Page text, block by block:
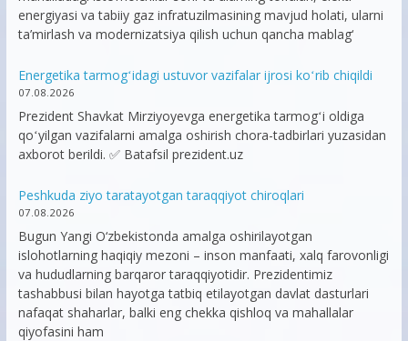
energiyasi va tabiiy gaz infratuzilmasining mavjud holati, ularni
ta’mirlash va modernizatsiya qilish uchun qancha mablag‘
Energetika tarmogʻidagi ustuvor vazifalar ijrosi koʻrib chiqildi
07.08.2026
Prezident Shavkat Mirziyoyevga energetika tarmogʻi oldiga
qoʻyilgan vazifalarni amalga oshirish chora-tadbirlari yuzasidan
axborot berildi. ✅ Batafsil prezident.uz
Peshkuda ziyo taratayotgan taraqqiyot chiroqlari
07.08.2026
Bugun Yangi O‘zbekistonda amalga oshirilayotgan
islohotlarning haqiqiy mezoni – inson manfaati, xalq farovonligi
va hududlarning barqaror taraqqiyotidir. Prezidentimiz
tashabbusi bilan hayotga tatbiq etilayotgan davlat dasturlari
nafaqat shaharlar, balki eng chekka qishloq va mahallalar
qiyofasini ham